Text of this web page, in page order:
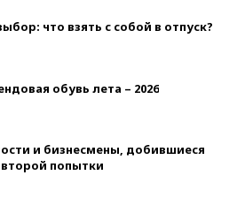
что взять с собой в отпуск?
обувь лета – 2026
и бизнесмены, добившиеся
второй попытки